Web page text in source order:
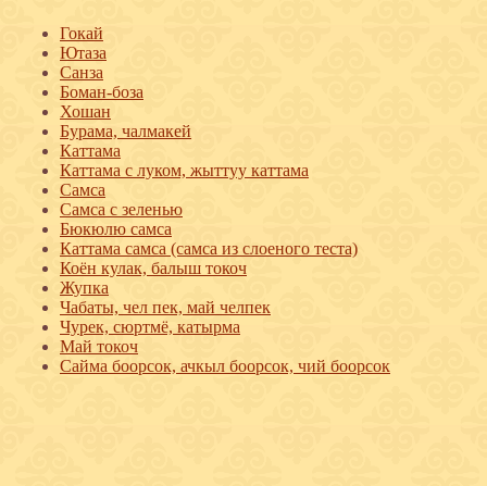
Гокай
Ютаза
Санза
Боман-боза
Хошан
Бурама, чалмакей
Каттама
Каттама с луком, жыттуу каттама
Самса
Самса с зеленью
Бюкюлю самса
Каттама самса (самса из слоеного теста)
Коён кулак, балыш токоч
Жупка
Чабаты, чел пек, май челпек
Чурек, сюртмё, катырма
Май токоч
Сайма боорсок, ачкыл боорсок, чий боорсок